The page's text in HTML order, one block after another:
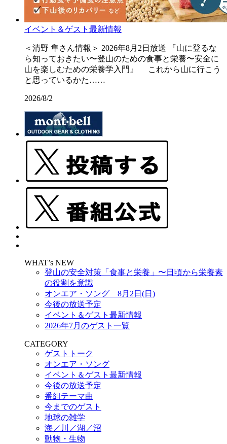
イベント＆ゲスト最新情報
＜清野 隼さん情報＞ 2026年8月2日放送 『山に登るな
ら知っておきたい〜登山のための食事と栄養〜安全に
山を楽しむための栄養学入門』 これから山に行こう
と思っているかた……
2026/8/2
WHAT’s NEW
登山の安全対策「食事と栄養」〜日頃から栄養素
の役割を意識
オンエア・ソング 8月2日(日)
今後の放送予定
イベント＆ゲスト最新情報
2026年7月のゲスト一覧
CATEGORY
ゲストトーク
オンエア・ソング
イベント＆ゲスト最新情報
今後の放送予定
番組テーマ曲
今までのゲスト
地球の雑学
海／川／湖／沼
動物・生物